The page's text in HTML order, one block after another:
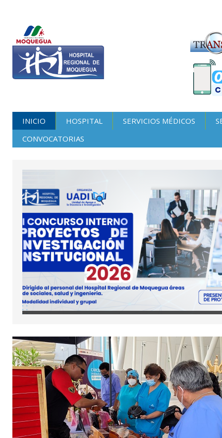
INICIO HOSPITAL SERVICIOS MÉDICOS
CONVOCATORIAS